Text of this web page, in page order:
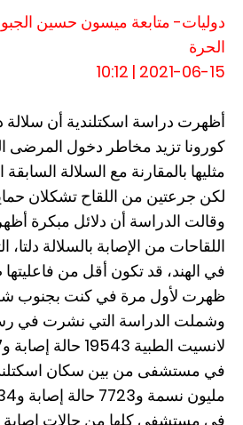
دوليات- متابعة ميسون حسين
الحرة
2021-06-15 | 10:12
أظهرت دراسة اسكتلندية أن
كورونا تزيد مخاطر دخول المرضى
مثليها بالمقارنة مع السلالة
لكن جرعتين من اللقاح تشكلان
وقالت الدراسة أن دلائل مبكرة
اللقاحات من الإصابة بالسلالة
في الهند، قد تكون أقل من فاعليتها
ظهرت لأول مرة في كنت بجنوب
وشملت الدراسة التي نشرت في
في مستشفى كلها من حالات إصابة